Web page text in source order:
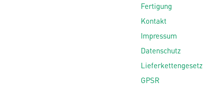
Fertigung
Kontakt
Impressum
Datenschutz
Lieferkettengesetz
GPSR